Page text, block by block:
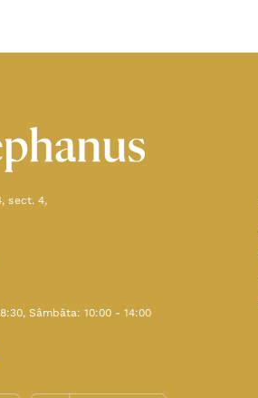
sect. 4,
Sâmbăta: 10:00 - 14:00